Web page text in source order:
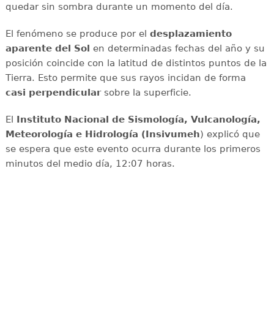
quedar sin sombra durante un momento del día.
El fenómeno se produce por el desplazamiento
aparente del Sol en determinadas fechas del año y su
posición coincide con la latitud de distintos puntos de la
Tierra. Esto permite que sus rayos incidan de forma
casi perpendicularsobre la superficie.
El Instituto Nacional de Sismología, Vulcanología,
Meteorología e Hidrología (Insivumeh) explicó que
se espera que este evento ocurra durante los primeros
minutos del medio día, 12:07 horas.